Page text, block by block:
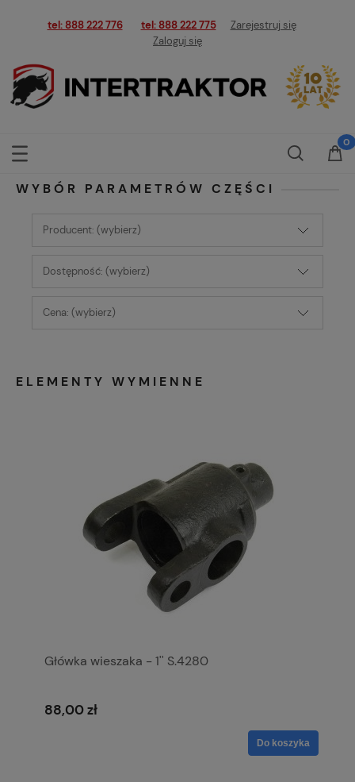
tel: 888 222 776 tel: 888 222 775
Zarejestruj się
Zaloguj się
WYBÓR PARAMETRÓW CZĘŚCI
Producent: (wybierz)
Dostępność: (wybierz)
Cena: (wybierz)
ELEMENTY WYMIENNE
Główka wieszaka - 1'' S.4280
88,00 zł
Do koszyka